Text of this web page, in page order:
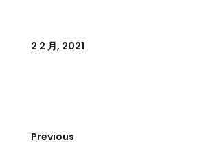
2 2 月, 2021
Previous